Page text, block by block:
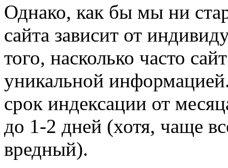
Однако, как бы мы ни
сайта зависит от
того, насколько часто
уникальной
срок индексации от
до 1-2 дней (хотя, чаще
вредный).